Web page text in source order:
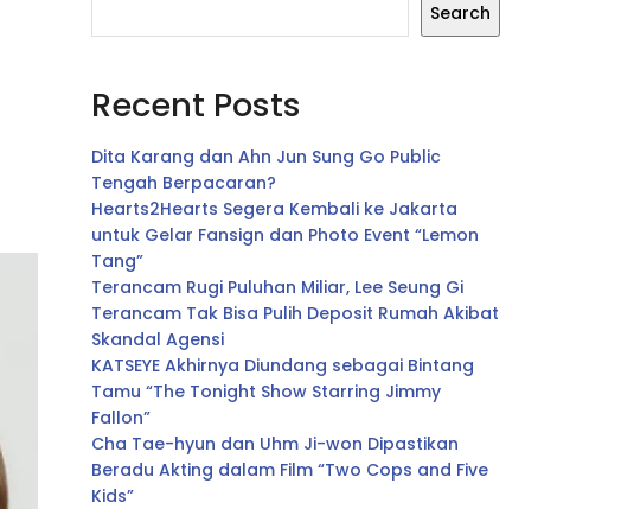
Search
Recent Posts
Dita Karang dan Ahn Jun Sung Go Public
Tengah Berpacaran?
Hearts2Hearts Segera Kembali ke Jakarta
untuk Gelar Fansign dan Photo Event “Lemon
Tang”
Terancam Rugi Puluhan Miliar, Lee Seung Gi
Terancam Tak Bisa Pulih Deposit Rumah Akibat
Skandal Agensi
KATSEYE Akhirnya Diundang sebagai Bintang
Tamu “The Tonight Show Starring Jimmy
Fallon”
Cha Tae-hyun dan Uhm Ji-won Dipastikan
Beradu Akting dalam Film “Two Cops and Five
Kids”